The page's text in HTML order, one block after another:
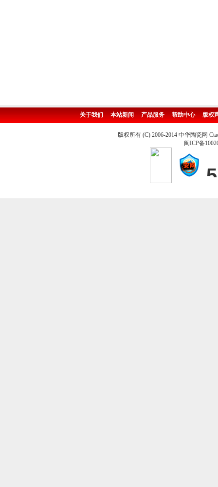
关于我们 本站新闻 产品服务 帮助中心 版权
版权所有 (C) 2006-2014 中华陶瓷网
闽ICP备